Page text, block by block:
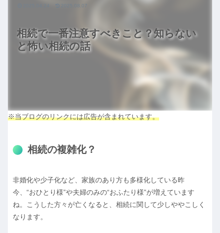
相続で一番注意すべきこと？知らない
と怖い相続の話
2025.08.07
※当ブログのリンクには広告が含まれています。
相続の複雑化？
非婚化や少子化など、家族のあり方も多様化している昨
今、“おひとり様”や夫婦のみの“おふたり様”が増えています
ね。こうした方々が亡くなると、相続に関して少しややこしく
なります。